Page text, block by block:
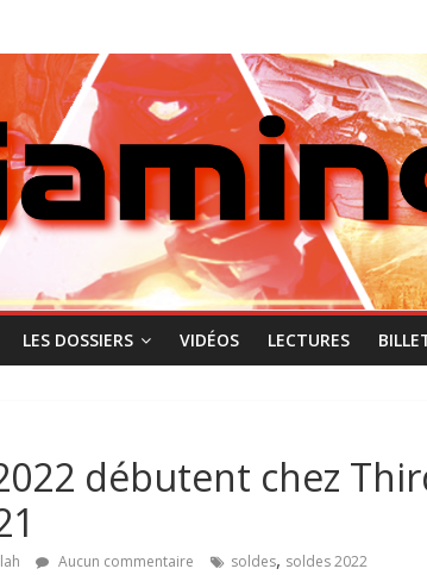
LES DOSSIERS VIDÉOS LECTURES
débutent chez
Aucun commentaire soldes, soldes 2022